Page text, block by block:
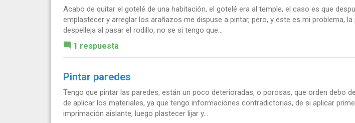
Acabo de quitar el gotelé de una habitación, el gotelé era al temple, el caso es que
emplastecer y arreglar los arañazos me dispuse a pintar, pero, y este es mi problema, la
despelleja al pasar el rodillo, no se si tengo que...
1 respuesta
Pintar paredes
Tengo que pintar las paredes, están un poco deterioradas, o porosas, que orden debo
de aplicar los materiales, ya que tengo informaciones contradictorias, de si aplicar
imprimación aislante, luego plastecer lijar y...